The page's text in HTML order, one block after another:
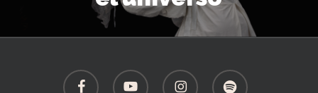
facebook youtube instagram spotify